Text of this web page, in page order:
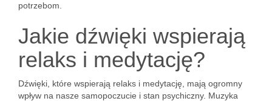
potrzebom.
Jakie dźwięki wspierają
relaks i medytację?
Dźwięki, które wspierają relaks i medytację, mają ogromny
wpływ na nasze samopoczucie i stan psychiczny. Muzyka